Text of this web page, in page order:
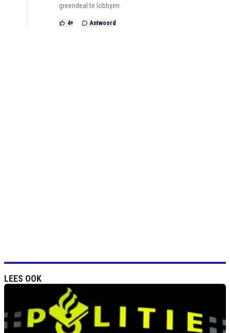
greendeal te lobbyen.
4+ Antwoord
LEES OOK